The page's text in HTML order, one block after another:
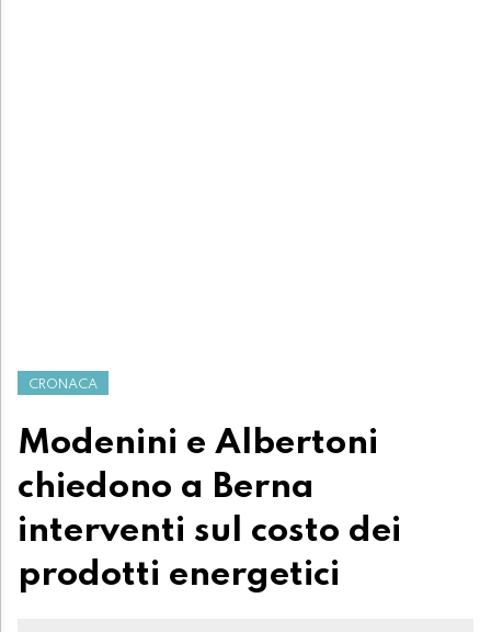
CRONACA
Modenini e Albertoni
chiedono a Berna
interventi sul costo dei
prodotti energetici